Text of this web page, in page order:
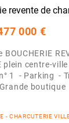
revente de
000 €
plein centre-
1 - Parking -
- CHARCUTERIE